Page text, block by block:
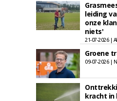
leiding
onze
niets'
21-07-2026 |
Groene
09-07-2026 |
kracht in